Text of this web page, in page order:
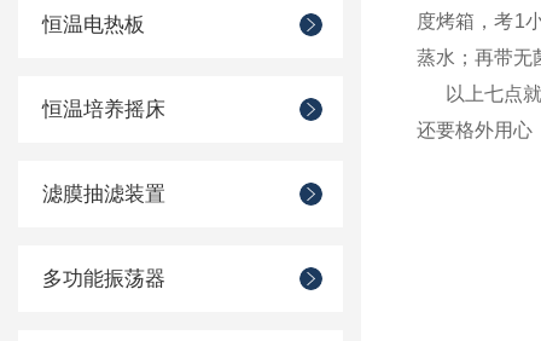
恒温电热板
恒温培养摇床
滤膜抽滤装置
多功能振荡器
度烤箱，考1
蒸水；再带无
以上七点就
还要格外用心